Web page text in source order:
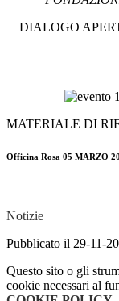
DIALOGO
MATERIALE DI
Officina Rosa 05 MARZO
Notizie
Pubblicato il 29-11-
Questo sito o gli
cookie necessari al